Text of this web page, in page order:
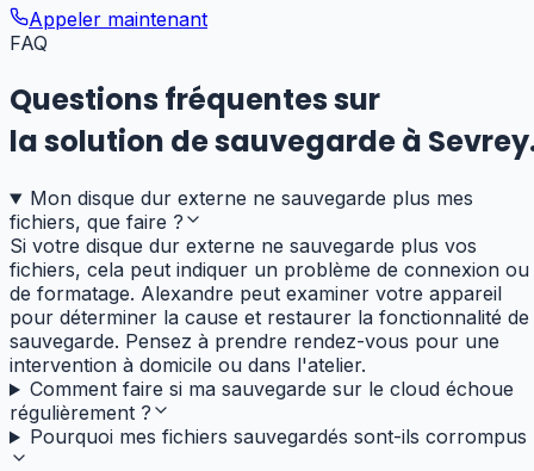
Appeler maintenant
FAQ
Questions fréquentes sur
la solution de sauvegardeà Sevrey
Mon disque dur externe ne sauvegarde plus mes
fichiers, que faire ?
Si votre disque dur externe ne sauvegarde plus vos
fichiers, cela peut indiquer un problème de connexion ou
de formatage. Alexandre peut examiner votre appareil
pour déterminer la cause et restaurer la fonctionnalité de
sauvegarde. Pensez à prendre rendez-vous pour une
intervention à domicile ou dans l'atelier.
Comment faire si ma sauvegarde sur le cloud échoue
régulièrement ?
Pourquoi mes fichiers sauvegardés sont-ils corrompus